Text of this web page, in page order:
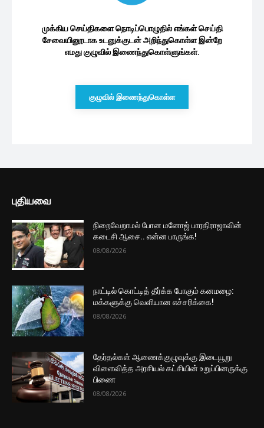
முக்கிய செய்திகளை நொடிப்பொழுதில் எங்கள் செய்தி
சேவையினூடாக உடனுக்குடன் அறிந்துகொள்ள இன்றே
எமது குழுவில் இணைந்துகொள்ளுங்கள்.
குழுவில் இணைந்துகொள்ள
புதியவை
நிறைவேறாமல் போன மனோஜ் பாரதிராஜாவின்
கடைசி ஆசை.. என்ன பாருங்க!
08/08/2026
நாட்டில் கொட்டித் தீர்க்க போகும் கனமழை:
மக்களுக்கு வெளியான எச்சரிக்கை!
08/08/2026
தேர்தல்கள் ஆணைக்குழுவுக்கு இடையூறு
விளைவித்த அரசியல் கட்சியின் உறுப்பினருக்கு
பிணை
08/08/2026